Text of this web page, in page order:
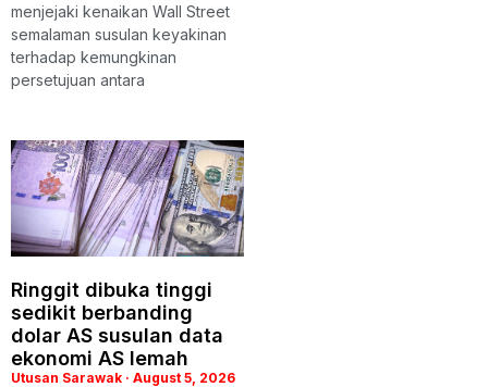
menjejaki kenaikan Wall Street
semalaman susulan keyakinan
terhadap kemungkinan
persetujuan antara
Ringgit dibuka tinggi
sedikit berbanding
dolar AS susulan data
ekonomi AS lemah
Utusan Sarawak August 5, 2026